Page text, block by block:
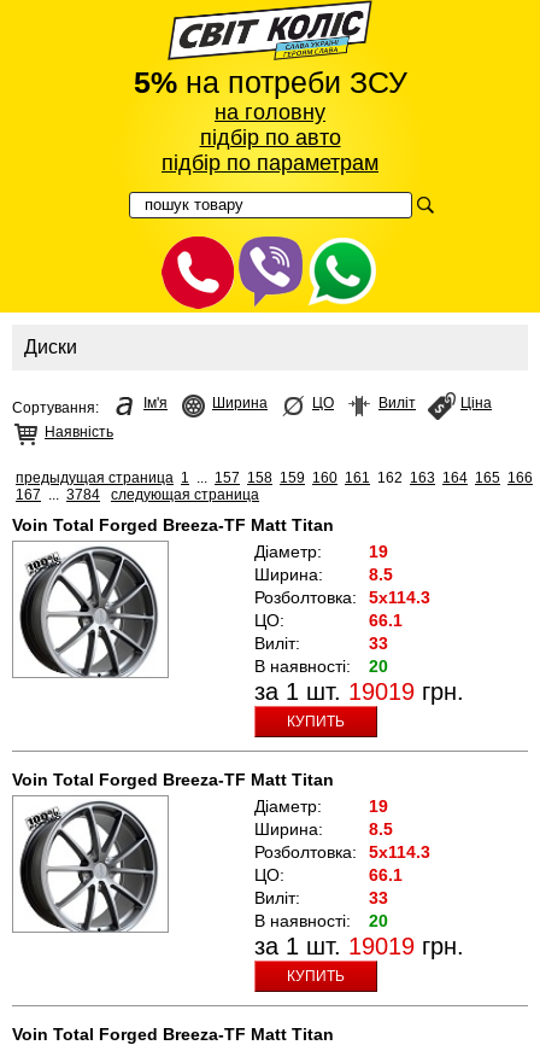
5%на потреби ЗСУ
на головну
підбір по авто
підбір по параметрам
Диски
Сортування: Ім'я Ширина ЦО Виліт
Ціна
Наявність
предыдущая страница 1 157 158 159 160 161 162 163 164 165 166
167
3784 следующая страница
Voin Total Forged Breeza-TF Matt Titan
Діаметр:
19
Ширина:
8.5
Розболтовка:
5x114.3
ЦО:
66.1
Виліт:
33
В наявності:
20
за 1 шт. 19019 грн.
КУПИТЬ
Voin Total Forged Breeza-TF Matt Titan
Діаметр:
19
Ширина:
8.5
Розболтовка:
5x114.3
ЦО:
66.1
Виліт:
33
В наявності:
20
за 1 шт. 19019 грн.
КУПИТЬ
Voin Total Forged Breeza-TF Matt Titan